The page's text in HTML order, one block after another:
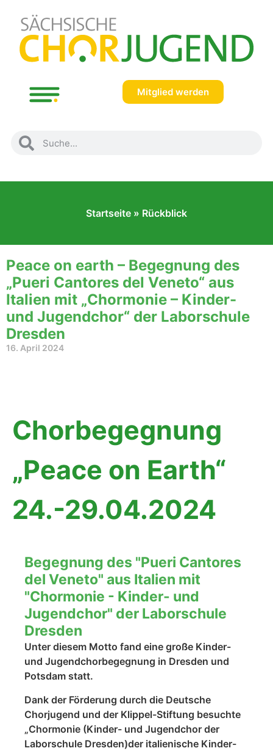
Mitglied werden
Startseite » Rückblick
Peace on earth – Begegnung des
„Pueri Cantores del Veneto“ aus
Italien mit „Chormonie – Kinder-
und Jugendchor“ der Laborschule
Dresden
16. April 2024
Chorbegegnung
„Peace on Earth“
24.-29.04.2024
Begegnung des "Pueri Cantores
del Veneto" aus Italien mit
"Chormonie - Kinder- und
Jugendchor" der Laborschule
Dresden
Unter diesem Motto fand eine große Kinder-
und Jugendchorbegegnung in Dresden und
Potsdam statt.
Dank der Förderung durch die Deutsche
Chorjugend und der Klippel-Stiftung besuchte
„Chormonie (Kinder- und Jugendchor der
Laborschule Dresden)der italienische Kinder-